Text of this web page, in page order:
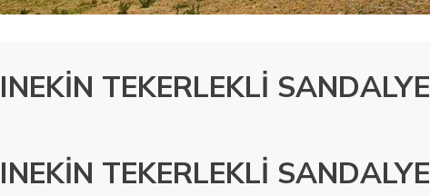
TEKERLEKLİ SANDALYE
TEKERLEKLİ SANDALYE